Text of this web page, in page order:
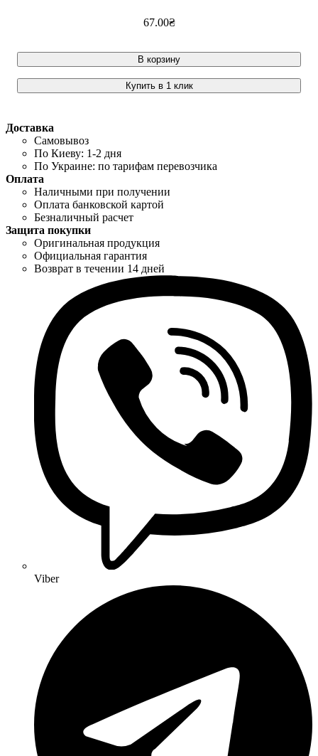
67.00₴
В корзину
Купить в 1 клик
Доставка
Самовывоз
По Киеву: 1-2 дня
По Украине: по тарифам перевозчика
Оплата
Наличными при получении
Оплата банковской картой
Безналичный расчет
Защита покупки
Оригинальная продукция
Официальная гарантия
Возврат в течении 14 дней
Viber